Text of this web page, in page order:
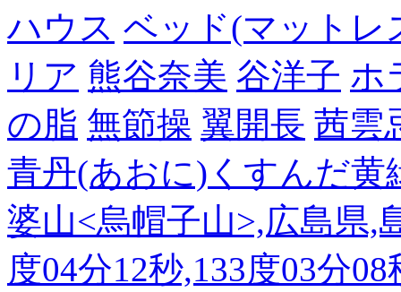
ハウス ベッド(マットレ
リア 熊谷奈美 谷洋子 ホ
の脂 無節操 翼開長 茜雲
青丹(あおに)くすんだ黄
婆山<烏帽子山>,広島県,
度04分12秒,133度03分